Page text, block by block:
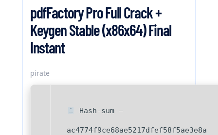
pdfFactory Pro Full Crack +
Keygen Stable (x86x64) Final
Instant
pirate
Hash-sum —
ac4774f9ce68ae5217dfef58f5ae3e8a